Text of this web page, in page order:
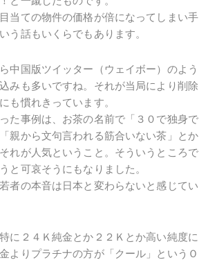
当ての物件の価格が倍になってしまい手
う話もいくらでもあります。
中国版ツイッター（ウェイボー）のよう
みも多いですね。それが当局により削除
も慣れきっています。
た事例は、お茶の名前で「３０で独身で
親から文句言われる筋合いない茶」とか
れが人気ということ。そういうところで
と可哀そうにもなりました。
者の本音は日本と変わらないと感じてい
に２４Ｋ純金とか２２Ｋとか高い純度に
よりプラチナの方が「クール」というＯ